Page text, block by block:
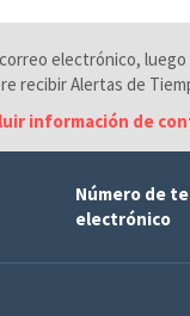
electrónico,
recibir Alertas de
información de
Número de
electrónico